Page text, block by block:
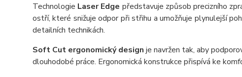
Technologie Laser Edge představuje způsob precizního
ostří, které snižuje odpor při střihu a umožňuje plynulejší
detailních technikách.
Soft Cut ergonomický design je navržen tak, aby
dlouhodobé práce. Ergonomická konstrukce přispívá ke